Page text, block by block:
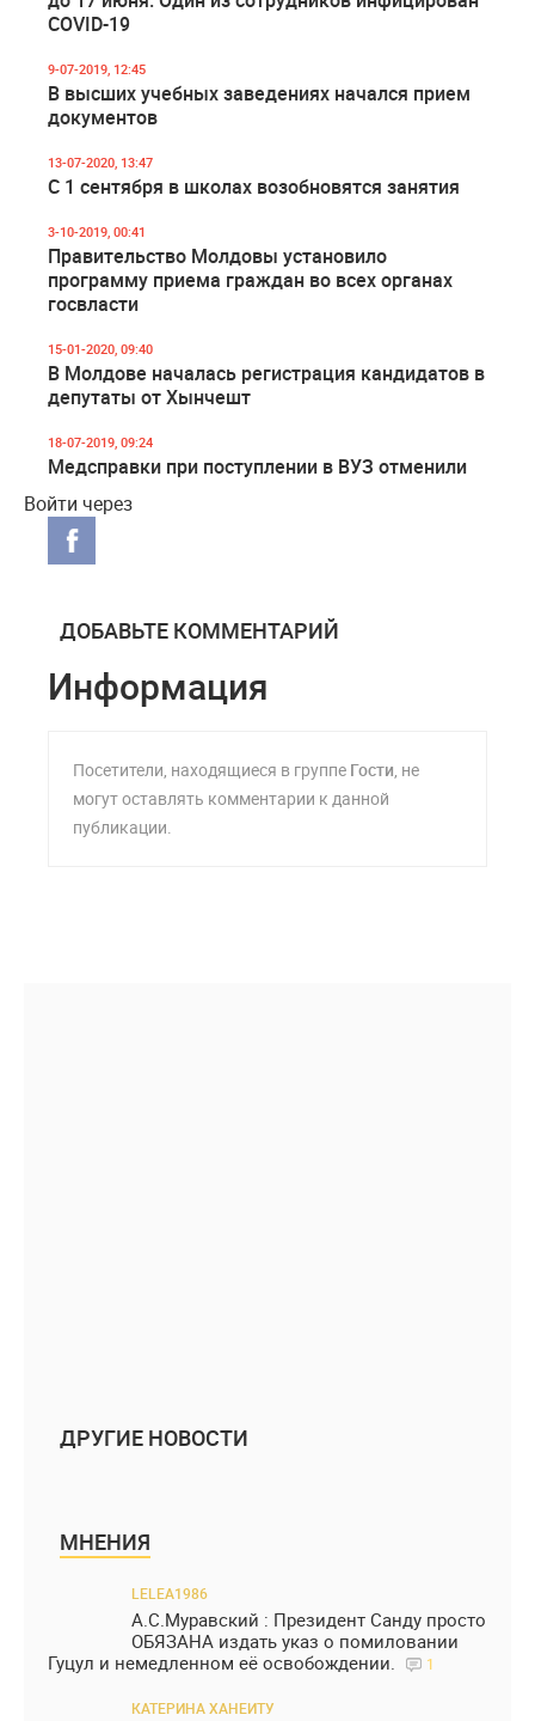
COVID-19
9-07-2019, 12:45
В высших учебных заведениях начался прием
документов
13-07-2020, 13:47
С 1 сентября в школах возобновятся занятия
3-10-2019, 00:41
Правительство Молдовы установило
программу приема граждан во всех органах
госвласти
15-01-2020, 09:40
В Молдове началась регистрация кандидатов в
депутаты от Хынчешт
18-07-2019, 09:24
Медсправки при поступлении в ВУЗ отменили
Войти через
ДОБАВЬТЕ КОММЕНТАРИЙ
Информация
Посетители, находящиеся в группе Гости, не
могут оставлять комментарии к данной
публикации.
ДРУГИЕ НОВОСТИ
МНЕНИЯ
LELEA1986
А.С.Муравский : Президент Санду просто
ОБЯЗАНА издать указ о помиловании
Гуцул и немедленном её освобождении.
1
КАТЕРИНА ХАНЕИТУ